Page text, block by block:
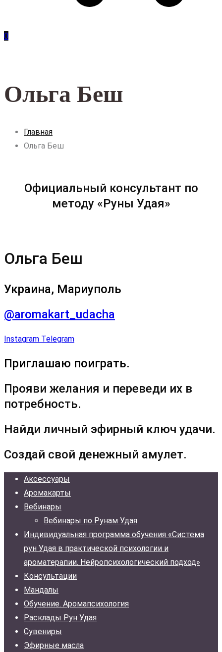
0
Ольга Беш
Главная
Ольга Беш
Официальный консультант по
методу «Руны Удая»
Ольга Беш
Украина, Мариуполь
@aromakart_udacha
Instagram Telegram
Приглашаю поиграть.
Прояви желания и переведи их в
потребность.
Найди личный эфирный ключ удачи.
Создай свой денежный амулет.
Аксессуары
Аромакарты
Вебинары
Вебинары по Рунам Удая
Индивидуальная программа обучения «Система
рун Удая в практической психологии и
ароматерапии. Нейропсихологический подход»
Консультации
Мандалы
Обучение. Аромапсихология
Расклады Рун Удая
Сувениры
Эфирные масла